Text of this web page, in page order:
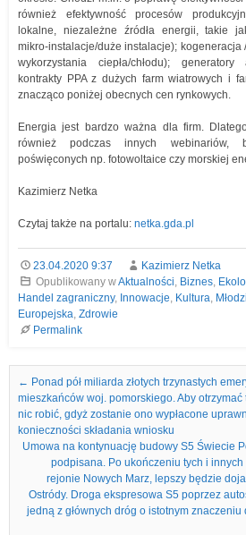
również efektywność procesów
lokalne, niezależne źródła energii, takie
mikro-instalacje/duże instalacje); kogeneracja
wykorzystania ciepła/chłodu); generatory
kontrakty PPA z dużych farm wiatrowych i
znacząco poniżej obecnych cen rynkowych.
Energia jest bardzo ważna dla firm.
również podczas innych webinariów,
poświęconych np. fotowoltaice czy morskiej
Kazimierz Netka
Czytaj także na portalu: netka.gda.pl
23.04.2020 9:37
Kazimierz Netka
Opublikowany wAktualności, Biznes,
Handel zagraniczny, Innowacje, Kultura,
Europejska, Zdrowie
Permalink
Nawigacja we wpisach
← Ponad pół miliarda złotych trzynastych
mieszkańców woj. pomorskiego. Aby
nic robić, gdyż zostanie ono wypłacone
konieczności składania wniosku
Umowa na kontynuację budowy S5 Świecie
podpisana. Po ukończeniu tych i
rejonie Nowych Marz, lepszy będzie
Ostródy. Droga ekspresowa S5 poprzez
jedną z głównych dróg o istotnym